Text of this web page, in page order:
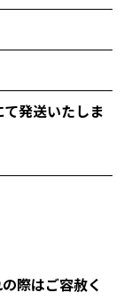
発送いたしま
際はご容赦く